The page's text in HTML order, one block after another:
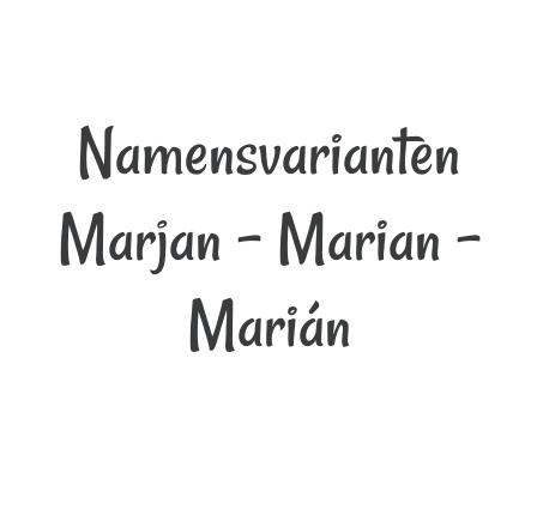
Namensvarianten
Marjan - Marian -
Marián